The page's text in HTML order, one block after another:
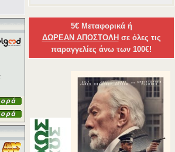
5€ Μεταφορικά ή
ΔΩΡΕΑΝ ΑΠΟΣΤΟΛΗ σε όλες τις
παραγγελίες άνω των 100€!